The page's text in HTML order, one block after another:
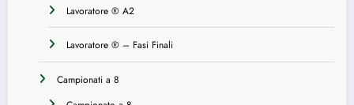
Lavoratore ® A2
Lavoratore ® – Fasi Finali
Campionati a 8